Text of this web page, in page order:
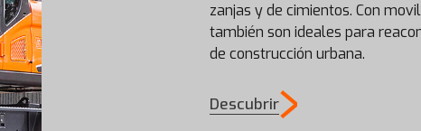
DX23E-7
zanjas y de cimientos. Con
también son ideales para
de construcción urbana.
Descubrir